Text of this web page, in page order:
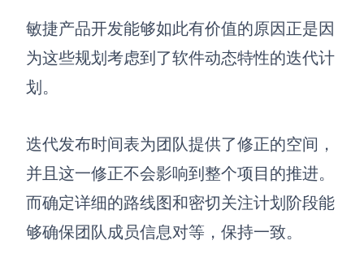
AI生成AARRR模型
模板社区
私有化部署
客户案例
敏捷产品开发能够如此有价值的原因正是因
为这些规划考虑到了软件动态特性的迭代计
划。
迭代发布时间表为团队提供了修正的空间，
并且这一修正不会影响到整个项目的推进。
而确定详细的路线图和密切关注计划阶段能
够确保团队成员信息对等，保持一致。